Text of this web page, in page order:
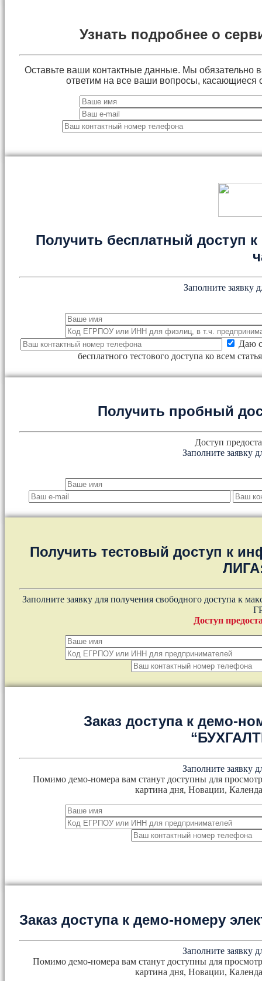
Узнать подробнее о
Оставьте ваши контактные данные. Мы обязательно
ответим на все ваши вопросы, касающиеся
Получить бесплатный доступ к
Заполните заявку
Даю
бесплатного тестового доступа ко всем
Получить пробный
Доступ
Заполните заявку
Получить тестовый доступ к
Заполните заявку для получения свободного доступа к
Доступ
Заказ доступа к демо-
Заполните заявку
Помимо демо-номера вам станут доступны для
картина дня, Новации,
Заказ доступа к демо-номеру
Заполните заявку
Помимо демо-номера вам станут доступны для
картина дня, Новации,